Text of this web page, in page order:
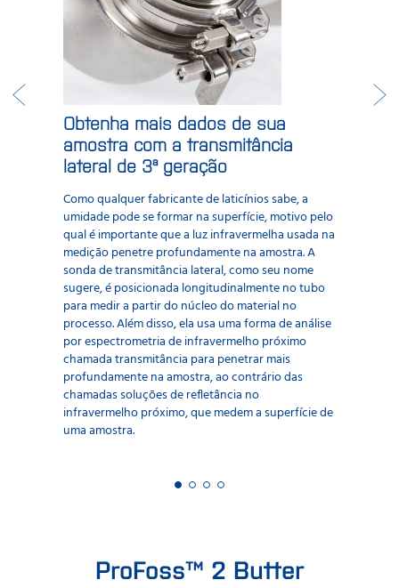
Obtenha mais dados de sua
amostra com a transmitância
lateral de 3ª geração
Como qualquer fabricante de laticínios sabe, a
umidade pode se formar na superfície, motivo pelo
qual é importante que a luz infravermelha usada na
medição penetre profundamente na amostra. A
sonda de transmitância lateral, como seu nome
sugere, é posicionada longitudinalmente no tubo
para medir a partir do núcleo do material no
processo. Além disso, ela usa uma forma de análise
por espectrometria de infravermelho próximo
chamada transmitância para penetrar mais
profundamente na amostra, ao contrário das
chamadas soluções de refletância no
infravermelho próximo, que medem a superfície de
uma amostra.
ProFoss™ 2 Butter